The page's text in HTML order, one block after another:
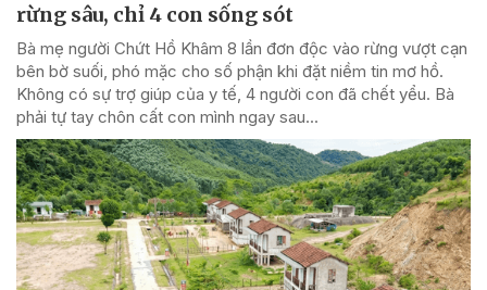
rừng sâu, chỉ 4 con sống sót
Bà mẹ người Chứt Hồ Khâm 8 lần đơn độc vào rừng vượt cạn
bên bờ suối, phó mặc cho số phận khi đặt niềm tin mơ hồ.
Không có sự trợ giúp của y tế, 4 người con đã chết yểu. Bà
phải tự tay chôn cất con mình ngay sau...